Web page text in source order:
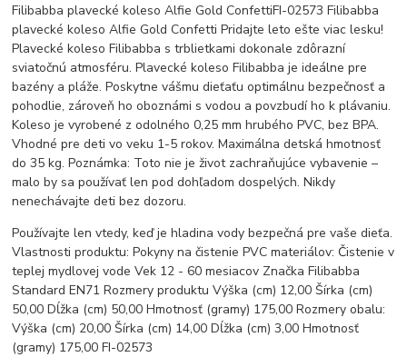
Filibabba plavecké koleso Alfie Gold ConfettiFI-02573 Filibabba
plavecké koleso Alfie Gold Confetti Pridajte leto ešte viac lesku!
Plavecké koleso Filibabba s trblietkami dokonale zdôrazní
sviatočnú atmosféru. Plavecké koleso Filibabba je ideálne pre
bazény a pláže. Poskytne vášmu dieťaťu optimálnu bezpečnosť a
pohodlie, zároveň ho oboznámi s vodou a povzbudí ho k plávaniu.
Koleso je vyrobené z odolného 0,25 mm hrubého PVC, bez BPA.
Vhodné pre deti vo veku 1-5 rokov. Maximálna detská hmotnosť
do 35 kg. Poznámka: Toto nie je život zachraňujúce vybavenie –
malo by sa používať len pod dohľadom dospelých. Nikdy
nenechávajte deti bez dozoru.
Používajte len vtedy, keď je hladina vody bezpečná pre vaše dieťa.
Vlastnosti produktu: Pokyny na čistenie PVC materiálov: Čistenie v
teplej mydlovej vode Vek 12 - 60 mesiacov Značka Filibabba
Standard EN71 Rozmery produktu Výška (cm) 12,00 Šírka (cm)
50,00 Dĺžka (cm) 50,00 Hmotnosť (gramy) 175,00 Rozmery obalu:
Výška (cm) 20,00 Šírka (cm) 14,00 Dĺžka (cm) 3,00 Hmotnosť
(gramy) 175,00 FI-02573